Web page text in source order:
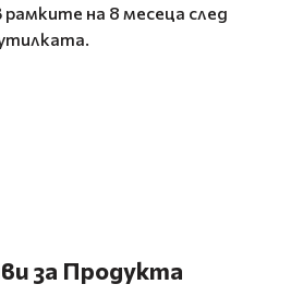
на 8 месеца след
за Продукта